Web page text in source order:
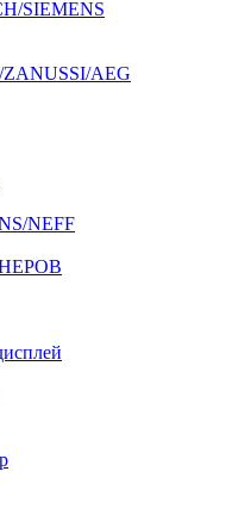
SIEMENS
AEG
NEFF